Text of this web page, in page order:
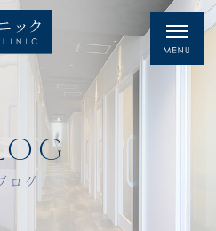
ログ